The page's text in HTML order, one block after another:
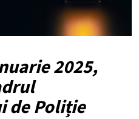
2025,
de Poliție